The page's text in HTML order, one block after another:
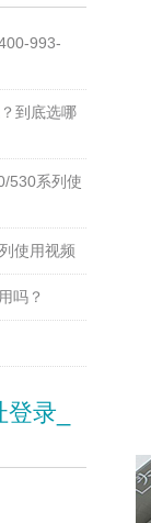
993-
到底选哪
530系列使
使用视频
吗？
录_